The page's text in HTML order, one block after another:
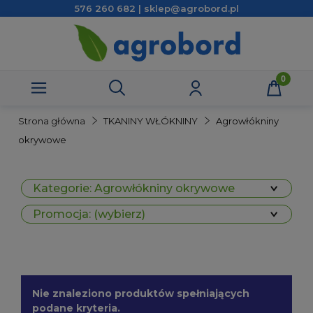
576 260 682 | sklep@agrobord.pl
Strona główna TKANINY WŁÓKNINY
Agrowłókniny
okrywowe
Kategorie: Agrowłókniny okrywowe
Promocja: (wybierz)
Nie znaleziono produktów spełniających
podane kryteria.